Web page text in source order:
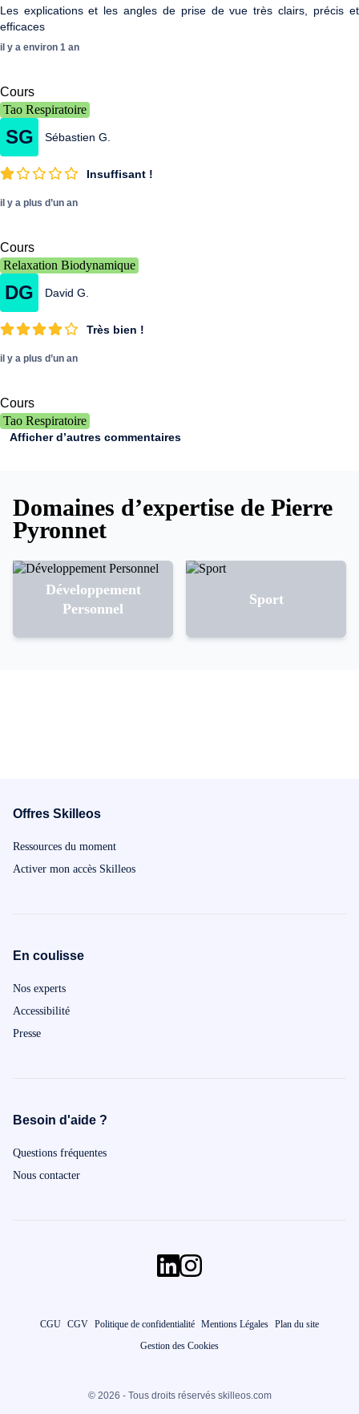
Les explications et les angles de prise de vue très clairs, précis et
efficaces
il y a environ 1 an
Cours
Tao Respiratoire
SG Sébastien G.
Insuffisant !
il y a plus d’un an
Cours
Relaxation Biodynamique
DG David G.
Très bien !
il y a plus d’un an
Cours
Tao Respiratoire
Afficher d’autres commentaires
Domaines d’expertise de Pierre
Pyronnet
Développement
Personnel
Sport
Offres Skilleos
Ressources du moment
Activer mon accès Skilleos
En coulisse
Nos experts
Accessibilité
Presse
Besoin d'aide ?
Questions fréquentes
Nous contacter
CGU CGV Politique de confidentialité Mentions Légales Plan du site
Gestion des Cookies
© 2026 - Tous droits réservés skilleos.com